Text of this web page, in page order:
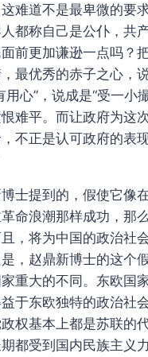
难道不是最卑微的要
都称自己是公仆，共
前更加谦逊一点吗？
最优秀的赤子之心，说
用心”，说成是“受一小
难平。而让政府为这
不正是认可政府的表
士提到的，假使它像
命浪潮那样成功，那
，将为中国的政治社
，赵鼎新博士的这个
重大的不同。东欧国
于东欧独特的政治社
权基本上都是苏联的
都受到国内民族主义